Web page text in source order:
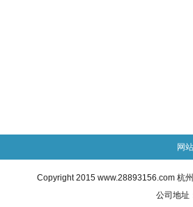
网
Copyright 2015 www.28893156.com 杭
公司地址